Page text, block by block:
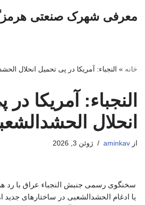
معرفی شهرک صنعتی
خانه » النجباء: آمریکا در پی تحمیل انحلال
النجباء: آمریکا
انحلال
از aminkav ژوئن 3, 2026
سخنگوی رسمی جنبش النجباء عراق با رد
یا ادغام الحشدالشعبی در ساختارهای جدید